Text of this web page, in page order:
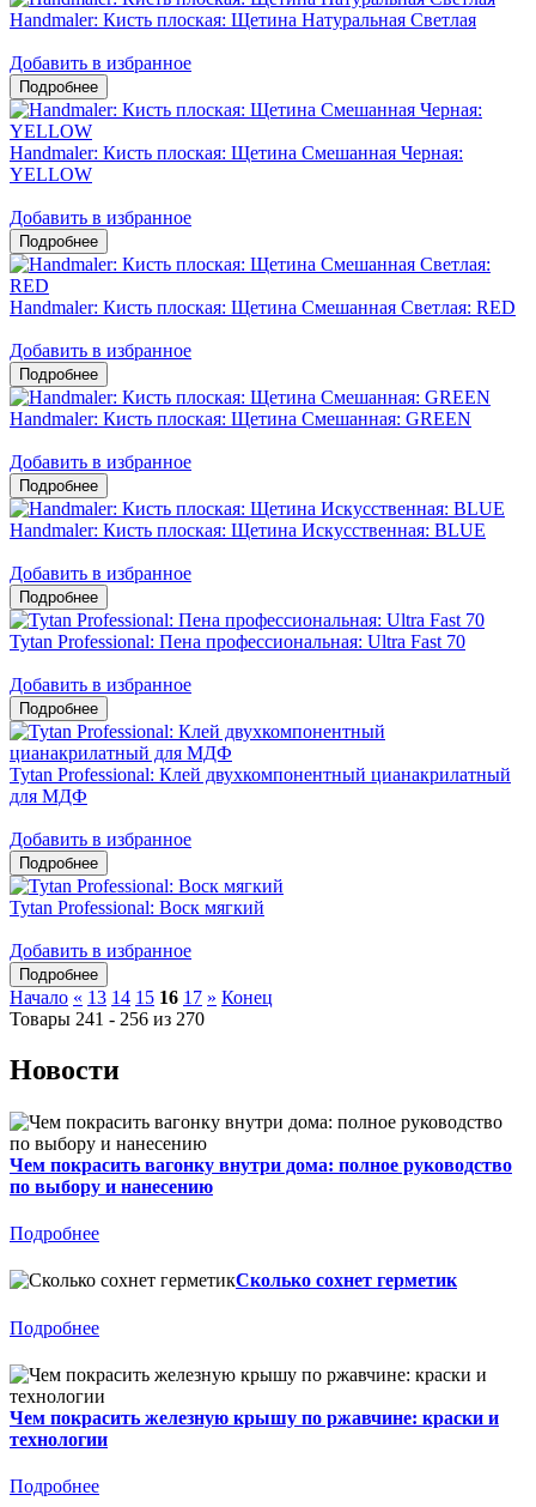
Handmaler: Кисть плоская: Щетина Натуральная Светлая
Добавить в избранное
Handmaler: Кисть плоская: Щетина Смешанная Черная:
YELLOW
Добавить в избранное
Handmaler: Кисть плоская: Щетина Смешанная Светлая: RED
Добавить в избранное
Handmaler: Кисть плоская: Щетина Смешанная: GREEN
Добавить в избранное
Handmaler: Кисть плоская: Щетина Искусственная: BLUE
Добавить в избранное
Tytan Professional: Пена профессиональная: Ultra Fast 70
Добавить в избранное
Tytan Professional: Клей двухкомпонентный цианакрилатный
для МДФ
Добавить в избранное
Tytan Professional: Воск мягкий
Добавить в избранное
Начало « 13 14 15 16 17 » Конец
Товары 241 - 256 из 270
Новости
Чем покрасить вагонку внутри дома: полное руководство
по выбору и нанесению
Подробнее
Сколько сохнет герметик
Подробнее
Чем покрасить железную крышу по ржавчине: краски и
технологии
Подробнее